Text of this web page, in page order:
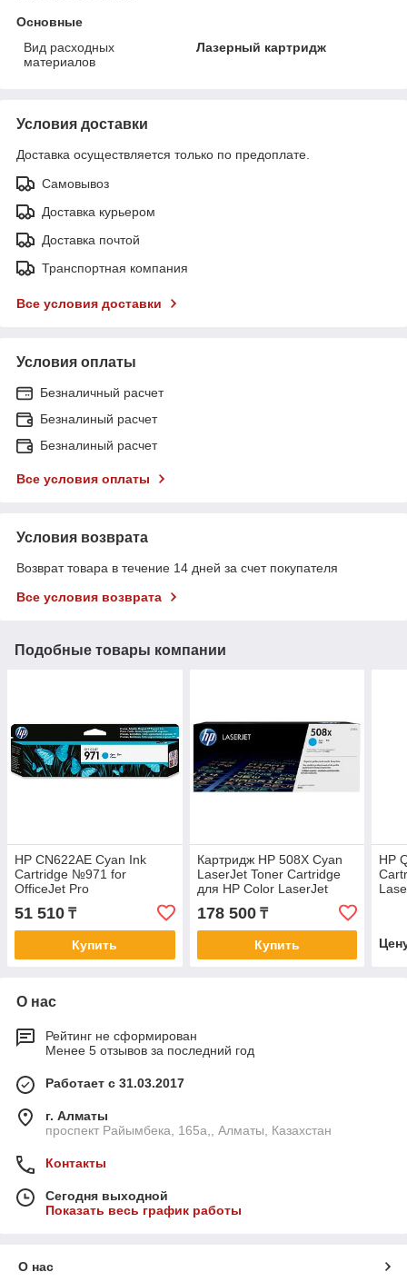
Основные
Вид расходных
материалов
Лазерный картридж
Условия доставки
Доставка осуществляется только по предоплате.
Самовывоз
Доставка курьером
Доставка почтой
Транспортная компания
Все условия доставки
Условия оплаты
Безналичный расчет
Безналиный расчет
Безналиный расчет
Все условия оплаты
Условия возврата
Возврат товара в течение 14 дней за счет покупателя
Все условия возврата
Подобные товары компании
HP CN622AE Cyan Ink
Cartridge №971 for
OfficeJet Pro
X476dw/X576dw/ X451dw,
up to 2500 pages.
51 510 ₸
Купить
Картридж HP 508X Cyan
LaserJet Toner Cartridge
для HP Color LaserJet
M552/M553/M577/E55040/E57540
178 500₸
Купить
HP
О нас
Рейтинг не сформирован
Менее 5 отзывов за последний год
Работает с 31.03.2017
г. Алматы
проспект Райымбека, 165а,, Алматы, Казахстан
Контакты
Сегодня выходной
Показать весь график работы
О нас